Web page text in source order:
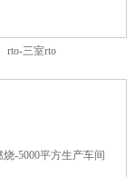
rto-三室rto